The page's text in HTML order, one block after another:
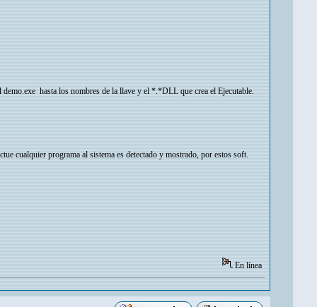
hasta los nombres de la llave y el *.*DLL que crea el Ejecutable.
cualquier programa al sistema es detectado y mostrado, por estos soft.
En línea